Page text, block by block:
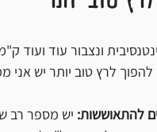
ונצבור עוד ועוד
לרץ טוב יותר יש אני
להתאוששות: יש מספר רב